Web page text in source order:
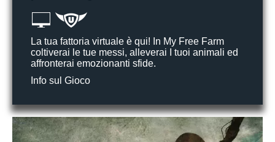
La tua fattoria virtuale è qui! In My Free Farm
coltiverai le tue messi, alleverai I tuoi animali ed
affronterai emozionanti sfide.
Info sul Gioco